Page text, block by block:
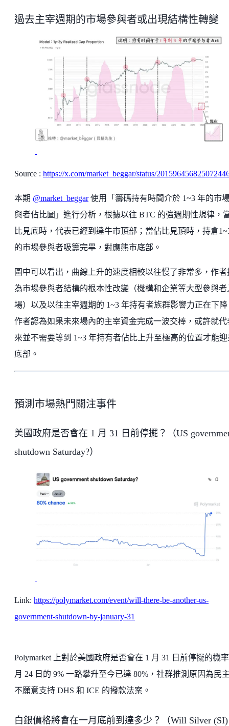
過去主宰週期的市場參與者或出現結構性轉變
Source : https://x.com/market_beggar/status/
本期 @market_beggar使用「籌碼持有時間介於 1~3 年的市
與者佔比圖」進行分析，根據以往 BTC 的強週期性規律，
比見底時，代表已經到達牛市頂部；當佔比見頂時，持倉
的市場參與者吸籌完畢，對應熊市底部。
圖中可以看出，曲線上升的速度相較以往慢了非常多，作者
為市場參與者結構的根本性改變（機構和企業等大型參與者
場）以及以往主宰週期的 1~3 年持有者族群影響力正在下降
作者認為如果未來場內的主宰資金完成一波交棒，或許就代
來並不需要等到 1~3 年持有者佔比上升至極高的位置才能迎
底部。
預測市場熱門關注事件
美國政府是否會在 1 月 31 日前停擺？（US
shutdown Saturday?）
Link: https://polymarket.com/event/will-there-be-another-us-
government-shutdown-by-january-31
Polymarket 上對於美國政府是否會在 1 月 31 日前停擺的機
月 24 日的 9% 一路攀升至今已達 80%，社群推測原因為民
不願意支持 DHS 和 ICE 的撥款法案。
白銀價格將會在一月底前到達多少？（Will Silver (SI)